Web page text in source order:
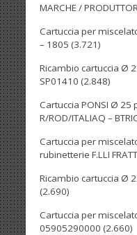
MARCHE /
Cartuccia per
– 1805 (3.721)
Ricambio cartuccia Ø
SP01410 (2.848)
Cartuccia PONSI Ø 25
R/ROD/ITALIAQ –
Cartuccia per
rubinetterie F.LLI
Ricambio cartuccia Ø
(2.690)
Cartuccia per
05905290000 (2.660)